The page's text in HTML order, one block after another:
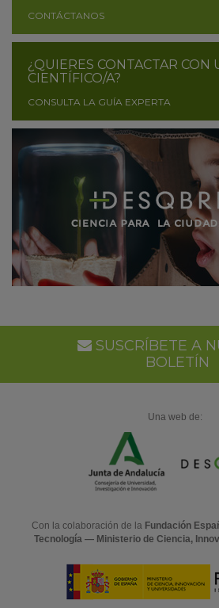
CONTÁCTANOS
¿QUIERES CONTACTAR CON
CIENTÍFICO/A?
CONSULTA LA GUÍA EXPERTA
SUSCRÍBETE A
BOLETÍN
Una web de:
Con la colaboración de la Fundación
Tecnología — Ministerio de Ciencia,